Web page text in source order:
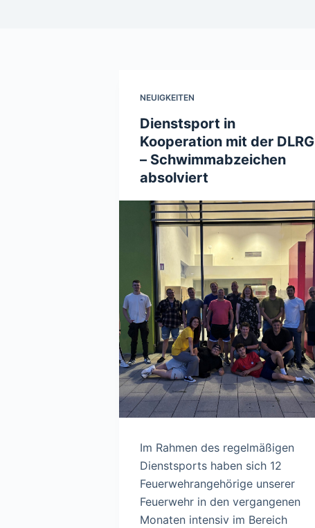
NEUIGKEITEN
Dienstsport in
Kooperation mit der DLRG
– Schwimmabzeichen
absolviert
Im Rahmen des regelmäßigen
Dienstsports haben sich 12
Feuerwehrangehörige unserer
Feuerwehr in den vergangenen
Monaten intensiv im Bereich